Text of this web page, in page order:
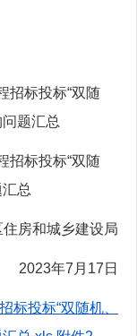
标投标“双随
题汇总
标投标“双随
总
房和城乡建设局
2023年7月17日
标投标“双随机、